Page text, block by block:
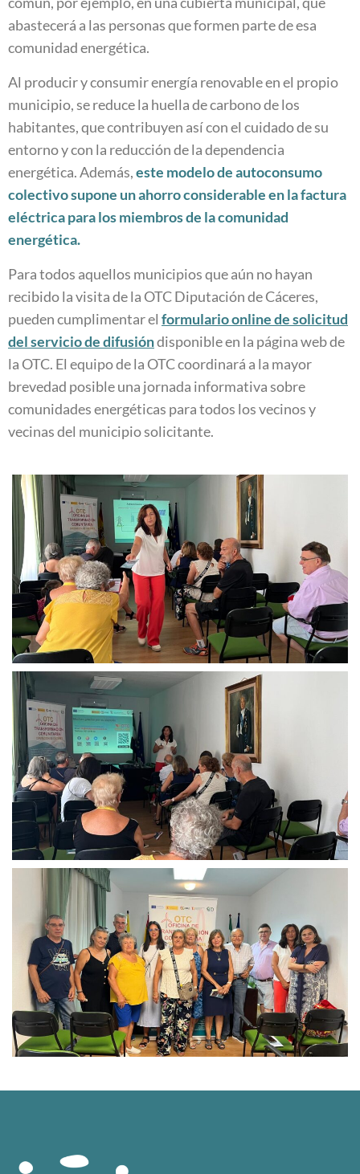
abastecerá a las personas que formen parte de esa
comunidad energética.
Al producir y consumir energía renovable en el propio
municipio, se reduce la huella de carbono de los
habitantes, que contribuyen así con el cuidado de su
entorno y con la reducción de la dependencia
energética. Además,este modelo de autoconsumo
colectivo supone un ahorro considerable en la factura
eléctrica para los miembros de la comunidad
energética.
Para todos aquellos municipios que aún no hayan
recibido la visita de la OTC Diputación de Cáceres,
pueden cumplimentar el formulario online de solicitud
del servicio de difusióndisponible en la página web de
la OTC. El equipo de la OTC coordinará a la mayor
brevedad posible una jornada informativa sobre
comunidades energéticas para todos los vecinos y
vecinas del municipio solicitante.